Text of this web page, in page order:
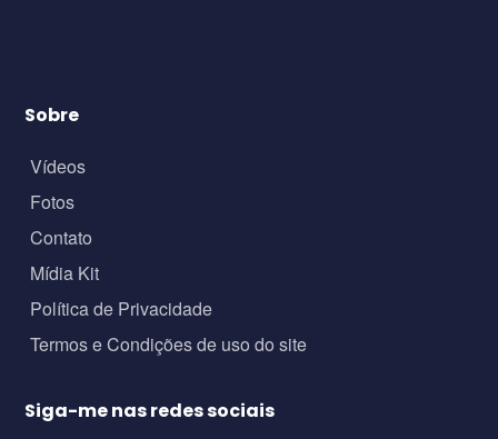
Sobre
Vídeos
Fotos
Contato
Mídia Kit
Política de Privacidade
Termos e Condições de uso do site
Siga-me nas redes sociais